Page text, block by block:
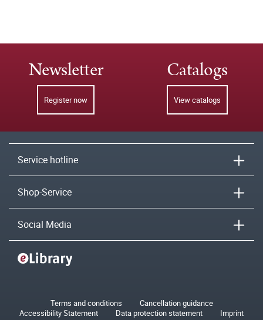
Newsletter
Register now
Catalogs
View catalogs
Service hotline
Shop-Service
Social Media
Terms and conditions
Cancellation guidance
Accessibility Statement
Data protection statement
Imprint